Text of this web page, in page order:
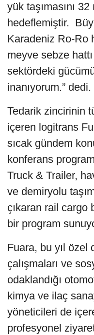
yük taşımasını
hedeflemiştir.
Karadeniz Ro-Ro
meyve sebze
sektördeki
inanıyorum.” dedi.
Tedarik zincirinin
içeren logitrans
sıcak gündem
konferans
Truck & Trailer,
ve demiryolu
çıkaran rail cargo
bir program
Fuara, bu yıl özel
çalışmaları ve
odaklandığı
kimya ve ilaç
yöneticileri de
profesyonel